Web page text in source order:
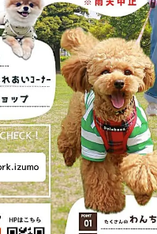
出雲プロジェクト 2期
出雲ロイヤルホテル
出雲丼丸
出雲健康公園
選抜駅伝競走
出雲北店
出雲商工会
出雲商工会議所
年部
出雲商工会館
出雲塩冶原店
出雲塩冶
リー
出雲大塚店
出雲
出雲大社2月
出雲大社5